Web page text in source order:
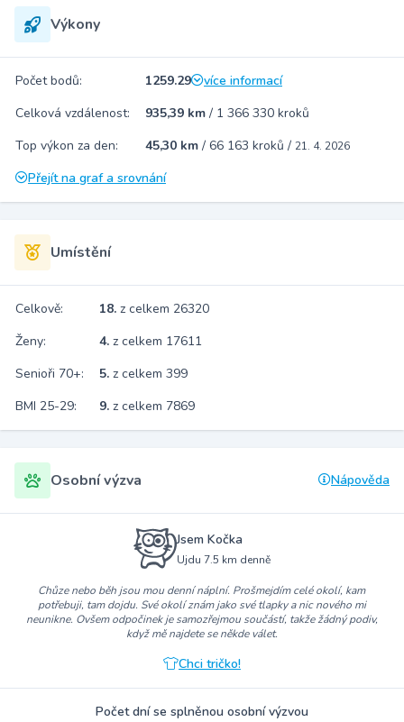
Výkony
Počet bodů: 1259.29
více informací
Celková vzdálenost:
935,39 km / 1 366 330 kroků
Top výkon za den:
45,30 km / 66 163 kroků / 21. 4. 2026
Přejít na graf a srovnání
Umístění
Celkově: 18. z celkem 26320
Ženy:
4. z celkem 17611
Senioři 70+:
5. z celkem 399
BMI 25-29:
9. z celkem 7869
Osobní výzva Nápověda
Jsem Kočka
Ujdu 7.5 km denně
Chůze nebo běh jsou mou denní náplní. Prošmejdím celé okolí, kam
potřebuji, tam dojdu. Své okolí znám jako své tlapky a nic nového mi
neunikne. Ovšem odpočinek je samozřejmou součástí, takže žádný podiv,
když mě najdete se někde válet.
Chci tričko!
Počet dní se splněnou osobní výzvou